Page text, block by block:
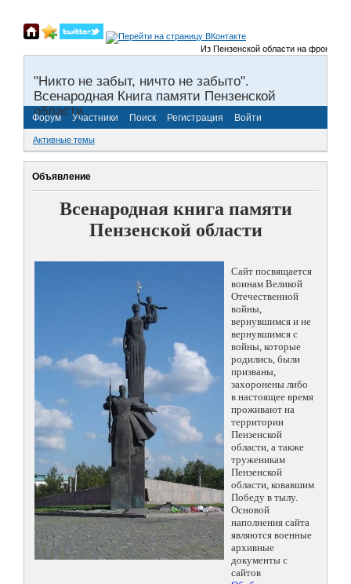
Из Пензенской области на фронты
"Никто не забыт, ничто не забыто".
Всенародная Книга памяти Пензенской
области.
Форум Участники Поиск Регистрация Войти
Активные темы
Объявление
Всенародная книга памяти
Пензенской области
Сайт посвящается
воинам Великой
Отечественной
войны,
вернувшимся и не
вернувшимся с
войны, которые
родились, были
призваны,
захоронены либо
в настоящее время
проживают на
территории
Пензенской
области, а также
труженикам
Пензенской
области, ковавшим
Победу в тылу.
Основой
наполнения сайта
являются военные
архивные
документы с
сайтов